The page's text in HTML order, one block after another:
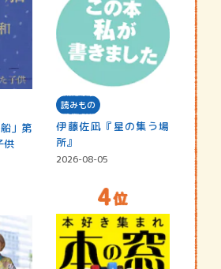
」第
供
読みもの
伊藤佐凪『星の集う場
所』
2026-08-05